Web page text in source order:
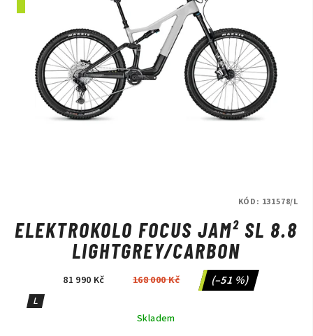
ELEKTROKOLO FOCUS JAM² SL 8.8
LIGHTGREY/CARBON
81 990 Kč 168 000 Kč (–51 %)
L
Skladem
KÓD: 131578/L